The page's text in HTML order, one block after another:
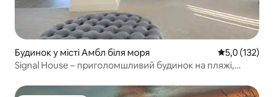
Будинок у місті Амбл біля моря Середня
5,0 (132)
Signal House – приголомшливий будинок на пляжі,